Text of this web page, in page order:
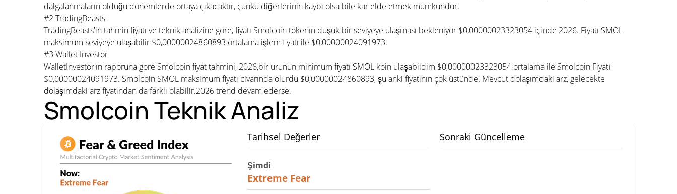
dalgalanmaların olduğu dönemlerde ortaya çıkacaktır, çünkü diğerlerinin kaybı olsa bile kar elde etmek mümkündür.
#2 TradingBeasts
TradingBeasts'in tahmin fiyatı ve teknik analizine göre, fiyatı Smolcoin tokenın düşük bir seviyeye ulaşması bekleniyor $0,00000023323054 içinde 2026. Fiyatı SMOL
maksimum seviyeye ulaşabilir $0,00000024860893 ortalama işlem fiyatı ile $0,00000024091973.
#3 Wallet Investor
WalletInvestor'ın raporuna göre Smolcoin fiyat tahmini, 2026,bir ürünün minimum fiyatı SMOL koin ulaşabildim $0,00000023323054 ortalama ile Smolcoin Fiyatı
$0,00000024091973. Smolcoin SMOL maksimum fiyatı civarında olurdu $0,00000024860893, şu anki fiyatının çok üstünde. Mevcut dolaşımdaki arz, gelecekte
dolaşımdaki arz fiyatından da farklı olabilir.2026 trend devam ederse.
Smolcoin Teknik Analiz
Tarihsel Değerler
Şimdi
Extreme Fear
Sonraki Güncelleme